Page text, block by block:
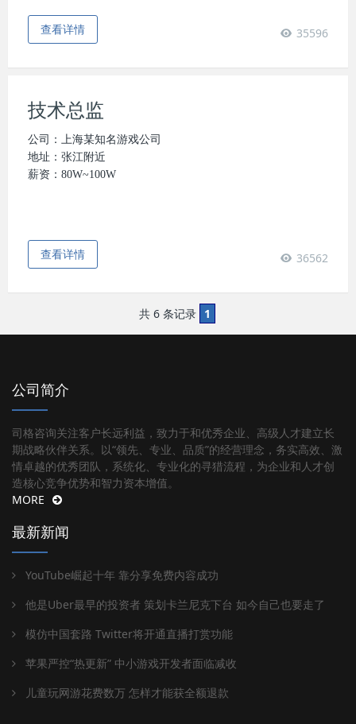
35596
查看详情
技术总监
公司：上海某知名游戏公司
地址：张江附近
薪资：80W~100W
36562
查看详情
共 6 条记录 1
公司简介
司格咨询关注客户长远利益，致力于和优秀企业、高级人才建立长
期战略伙伴关系。以“领先、专业、品质”的经营理念，务实高效、激
情卓越的优秀团队，系统化、专业化的寻猎流程，为企业和人才创
造核心竞争优势和智力资本增值。
MORE
最新新闻
YouTube崛起十年 靠分享免费内容成功
他是Uber最早的投资者 策划卡兰尼克下台 如今自己也要走了
模仿中国套路 Twitter将开通直播打赏功能
苹果严控“热更新” 中小游戏开发者面临减收
儿童玩网游花费数万 怎样才能获全额退款